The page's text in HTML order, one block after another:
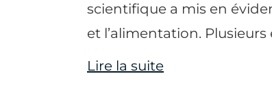
scientifique a mis en
et l’alimentation.
Lire la suite